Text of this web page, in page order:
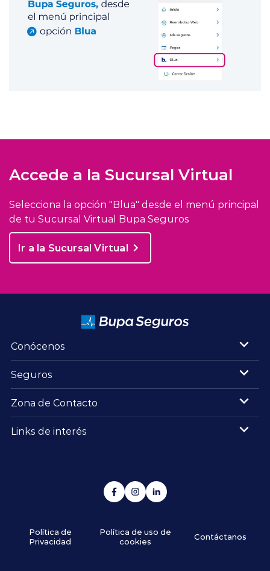
Accede a la Sucursal Virtual
Selecciona la opción "Blua" desde el menú principal
de tu Sucursal Virtual Bupa Seguros
Ir a la Sucursal Virtual
Conócenos
Seguros
Zona de Contacto
Links de interés
Política de
Privacidad
Política de uso de
cookies
Contáctanos